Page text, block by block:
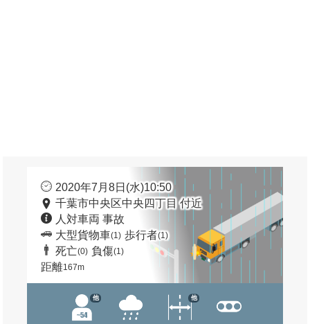
2020年7月8日(水)10:50
千葉市中央区中央四丁目 付近
人対車両 事故
大型貨物車(1) 歩行者(1)
死亡(0) 負傷(1)
距離167m
他 他